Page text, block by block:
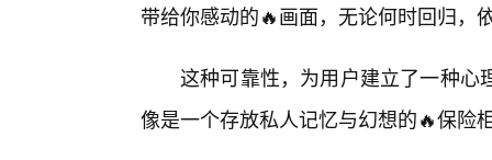
带给你感动的🔥画面，无论何时回归，
这种可靠性，为用户建立了一种心
像是一个存放私人记忆与幻想的🔥保险